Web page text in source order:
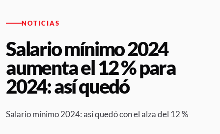
NOTICIAS
Salario mínimo 2024
aumenta el 12 % para
2024: así quedó
Salario mínimo 2024: así quedó con el alza del 12 %